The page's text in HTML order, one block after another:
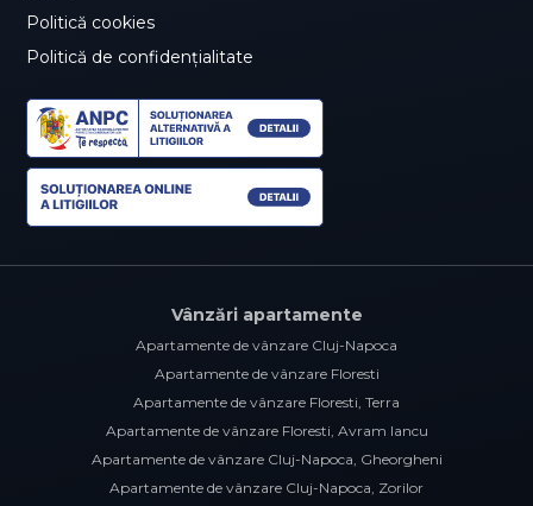
Politică cookies
Politică de confidențialitate
Vânzări apartamente
Apartamente de vânzare Cluj-Napoca
Apartamente de vânzare Floresti
Apartamente de vânzare Floresti, Terra
Apartamente de vânzare Floresti, Avram Iancu
Apartamente de vânzare Cluj-Napoca, Gheorgheni
Apartamente de vânzare Cluj-Napoca, Zorilor